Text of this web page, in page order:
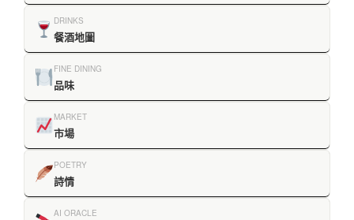
DRINKS
餐酒地圖
FINE DINING
品味
MARKET
市場
POETRY
詩情
AI ORACLE